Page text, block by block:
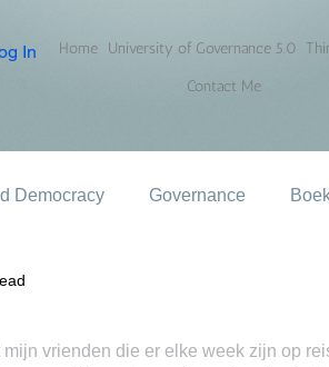
In Home University of Governance 5.0
Contact Me
Democracy Governance
vrienden die er elke week zijn op